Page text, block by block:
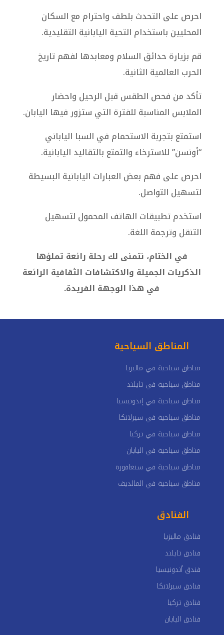
احرص على التحدث بلطف واحترام مع السكان
المحليين باستخدام التحية اليابانية التقليدية.
قم بزيارة حدائق السلام ومعابدها لفهم تاريخ
الحرب العالمية الثانية.
تأكد من فحص الطقس قبل الرحيل واحضار
الملابس المناسبة للفترة التي ستزور فيها اليابان.
استمتع بتجربة الاستحمام في السبا الياباني
“أونسن” للاسترخاء والتمتع بالتقاليد اليابانية.
احرص على فهم بعض العبارات اليابانية البسيطة
لتسهيل التواصل.
استخدم تطبيقات الهاتف المحمول لتسهيل
التنقل وترجمة اللغة.
في الختام، نتمنى لك رحلة رائعة تملؤها
الذكريات الجميلة والاكتشافات الثقافية الرائعة
في هذا الوجهة الفريدة.
المناطق السياحية
مناطق سياحية في ماليزيا
مناطق سياحية في تايلند
مناطق سياحية في إندونيسيا
مناطق سياحية في سيرلانكا
مناطق سياحية في تركيا
مناطق سياحية في اليابان
مناطق سياحية في سنغافورة
مناطق سياحية في المالديف
الفنادق
فنادق ماليزيا
فنادق تايلند
فندق أندونيسيا
فنادق سيرلانكا
فنادق تركيا
فنادق اليابان